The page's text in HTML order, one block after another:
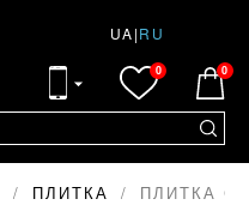
UA|RU
0 0
ПЛИТКА ПЛИТКА